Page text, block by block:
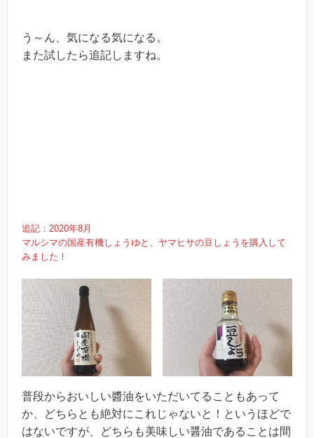
う～ん、気になる気になる。
また試したら追記しますね。
追記：2020年8月
マルシマの国産有機しょうゆと、ヤマヒサの豆しょうを購入して
みました！
普段からおいしい醬油をいただいてることもあって
か、どちらとも絶対にこれじゃないと！というほどで
はないですが、どちらも美味しい醤油であることは間